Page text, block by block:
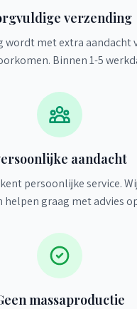
verzending
wordt met extra aandacht
Binnen 1-5
aandacht
persoonlijke service.
helpen graag met advies
massaproductie